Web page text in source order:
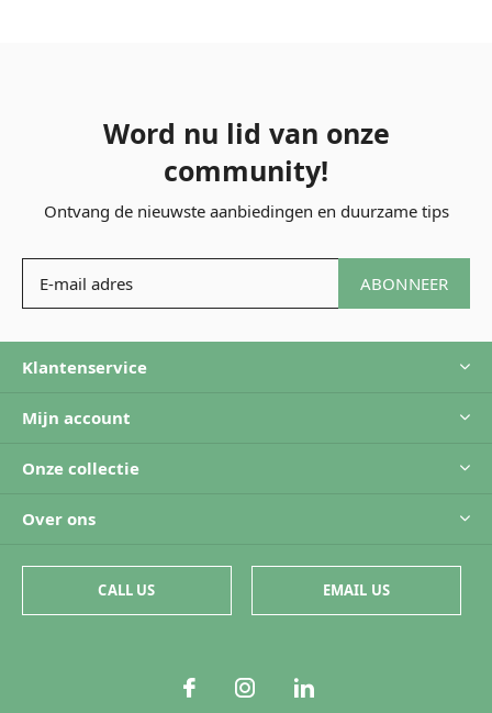
Word nu lid van onze
community!
Ontvang de nieuwste aanbiedingen en duurzame tips
ABONNEER
Klantenservice
Mijn account
Onze collectie
Over ons
CALL US EMAIL US